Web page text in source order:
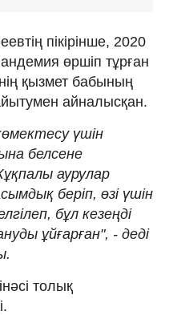
пікірінше, 2020
өршіп тұрған
қызмет бабының
айналысқан.
үшін
белсене
аурулар
беріп, өзі үшін
бұл кезеңді
ұйғарған", - деді
толық